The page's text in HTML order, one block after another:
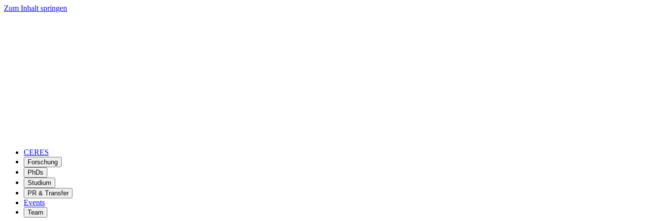
Zum Inhalt springen
CERES
Forschung
PhDs
Studium
PR & Transfer
Events
Team